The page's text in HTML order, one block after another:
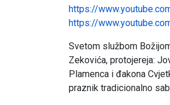
https://
https://
Svetom službom
Zekovića, protojereja:
Plamenca i đakona
praznik tradicionalno